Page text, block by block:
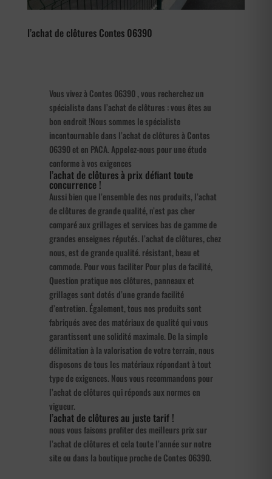
l’achat de clôtures Contes 06390
Vous vivez à Contes 06390 , vous recherchez un
spécialiste dans l’achat de clôtures : vous êtes au
bon endroit !Nous sommes le spécialiste
incontournable dans l’achat de clôtures à Contes
06390 et en PACA. Appelez-nous pour une étude
conforme à vos exigences
l’achat de clôtures à prix défiant toute
concurrence !
Aussi bien que l’ensemble des nos produits, l’achat
de clôtures de grande qualité, n’est pas cher
comparé aux grillages et services bas de gamme de
grandes enseignes réputés. l’achat de clôtures, chez
nous, est de grande qualité. résistant, beau et
commode. Pour vous faciliter Pour plus de facilité,
Question pratique nos clôtures, panneaux et
grillages sont dotés d’une grande facilité
d’entretien. Également, tous nos produits sont
fabriqués avec des matériaux de qualité qui vous
garantissent une solidité maximale. De la simple
délimitation à la valorisation de votre terrain, nous
disposons de tous les matériaux répondant à tout
type de exigences. Nous vous recommandons pour
l’achat de clôtures qui réponds aux normes en
vigueur.
l’achat de clôtures au juste tarif !
nous vous faisons profiter des meilleurs prix sur
l’achat de clôtures et cela toute l’année sur notre
site ou dans la boutique proche de Contes 06390.